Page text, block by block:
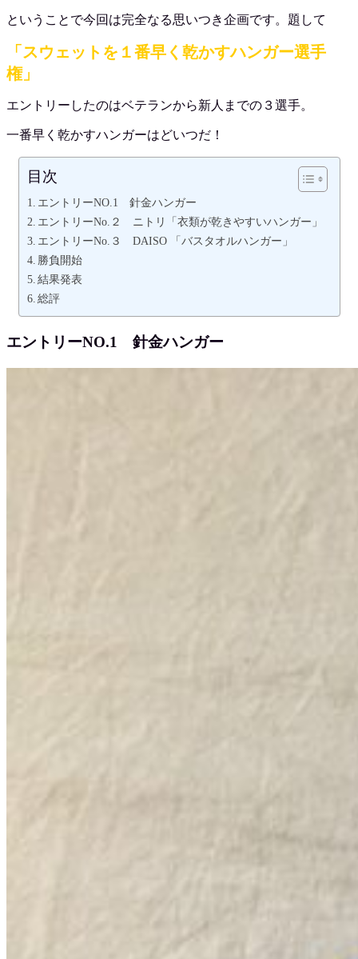
ということで今回は完全なる思いつき企画です。題して
「スウェットを１番早く乾かすハンガー選手
権」
エントリーしたのはベテランから新人までの３選手。
一番早く乾かすハンガーはどいつだ！
目次
エントリーNO.1 針金ハンガー
エントリーNo.２ ニトリ「衣類が乾きやすいハンガー」
エントリーNo.３ DAISO 「バスタオルハンガー」
勝負開始
結果発表
総評
エントリーNO.1 針金ハンガー